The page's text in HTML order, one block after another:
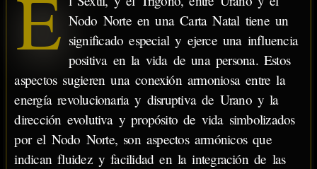
E Nodo Norte en una Carta Natal tiene un
significado especial y ejerce una influencia
positiva en la vida de una persona. Estos
aspectos sugieren una conexión armoniosa entre la
energía revolucionaria y disruptiva de Urano y la
dirección evolutiva y propósito de vida simbolizados
por el Nodo Norte, son aspectos armónicos que
indican fluidez y facilidad en la integración de las